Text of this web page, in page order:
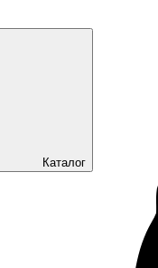
Каталог